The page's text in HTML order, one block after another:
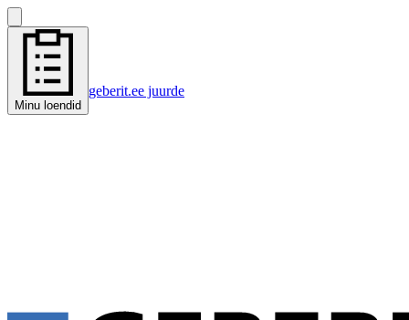
Minu loendid
geberit.ee juurde